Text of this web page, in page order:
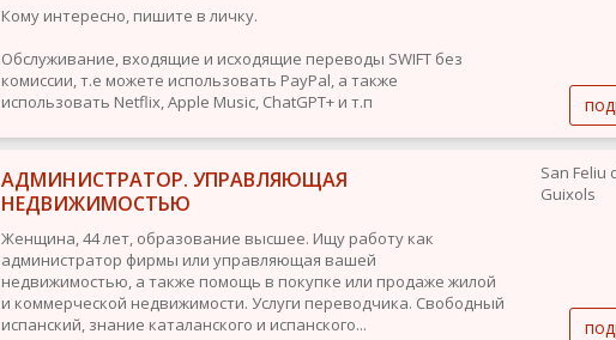
Кому интересно, пишите в личку.
Обслуживание, входящие и исходящие переводы SWIFT без
комиссии, т.е можете использовать PayPal, а также
использовать Netflix, Apple Music, ChatGPT+ и т.п
АДМИНИСТРАТОР. УПРАВЛЯЮЩАЯ
НЕДВИЖИМОСТЬЮ
Женщина, 44 лет, образование высшее. Ищу работу как
администратор фирмы или управляющая вашей
недвижимостью, а также помощь в покупке или продаже жилой
и коммерческой недвижимости. Услуги переводчика. Свободный
испанский, знание каталанского и испанского...
San Feliu
Guixols